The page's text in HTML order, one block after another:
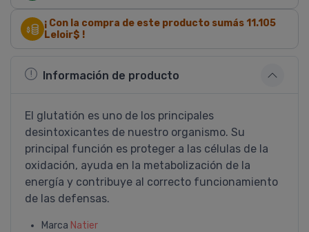
¡ Con la compra de este producto sumás 11.105
Leloir$ !
Información de producto
El glutatión es uno de los principales
desintoxicantes de nuestro organismo. Su
principal función es proteger a las células de la
oxidación, ayuda en la metabolización de la
energía y contribuye al correcto funcionamiento
de las defensas.
Marca Natier